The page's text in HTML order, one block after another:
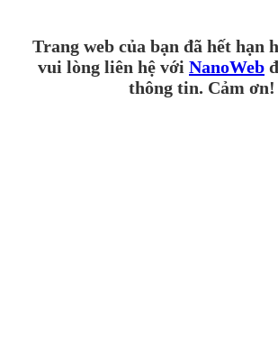
Trang web của bạn đã hết hạn
vui lòng liên hệ với NanoWeb
thông tin. Cảm ơn!